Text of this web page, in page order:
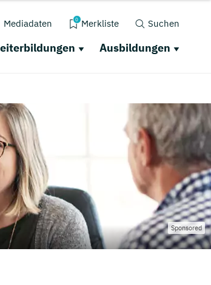
Mediadaten 0 Merkliste Suchen
Ausbildungen
Sponsored